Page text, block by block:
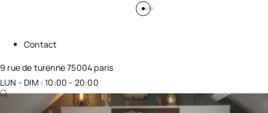
Contact
9 rue de turenne 75004 paris
LUN - DIM : 10:00 - 20:00